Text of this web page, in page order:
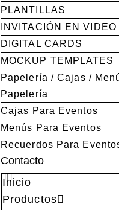
PLANTILLAS
INVITACIÓN EN VIDEO
DIGITAL CARDS
MOCKUP TEMPLATES
Papelería / Cajas /
Papelería
Cajas Para Eventos
Menús Para Eventos
Recuerdos Para
Contacto
Inicio
Productos